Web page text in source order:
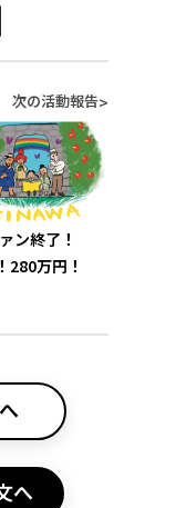
ン終了！
280万円！
次の活動報告>
へ